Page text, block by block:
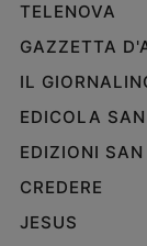
TELENOVA
GAZZETTA
IL
EDICOLA
EDIZIONI SAN
CREDERE
JESUS